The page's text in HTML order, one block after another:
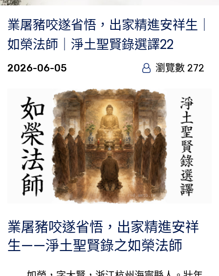
業屠豬咬遂省悟，出家精進安祥生｜
如榮法師｜淨土聖賢錄選譯22
2026-06-05 瀏覽數 272
業屠豬咬遂省悟，出家精進安祥
生——淨土聖賢錄之如榮法師